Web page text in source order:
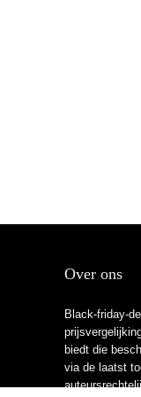
Over ons
Black-friday-
biedt die
via de laatst